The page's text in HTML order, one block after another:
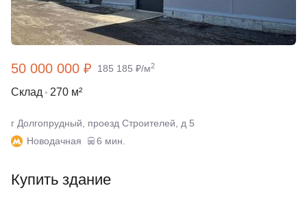
50 000 000 ₽ 185 185 ₽/м2
Склад 270 м²
г Долгопрудный, проезд Строителей, д 5
Новодачная
6 мин.
Купить здание